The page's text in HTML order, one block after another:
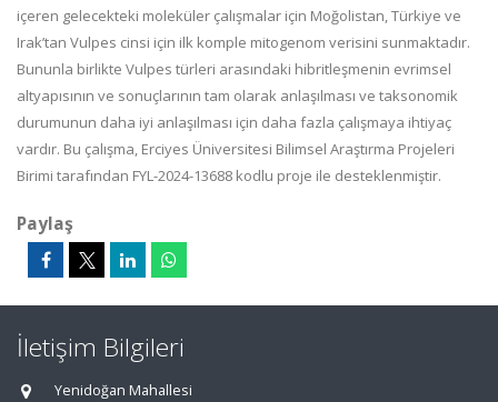
içeren gelecekteki moleküler çalışmalar için Moğolistan, Türkiye ve
Irak’tan Vulpes cinsi için ilk komple mitogenom verisini sunmaktadır.
Bununla birlikte Vulpes türleri arasındaki hibritleşmenin evrimsel
altyapısının ve sonuçlarının tam olarak anlaşılması ve taksonomik
durumunun daha iyi anlaşılması için daha fazla çalışmaya ihtiyaç
vardır. Bu çalışma, Erciyes Üniversitesi Bilimsel Araştırma Projeleri
Birimi tarafından FYL-2024-13688 kodlu proje ile desteklenmiştir.
Paylaş
İletişim Bilgileri
Yenidoğan Mahallesi